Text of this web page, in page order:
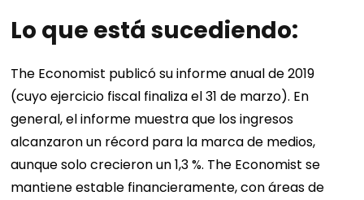
Lo que está sucediendo:
The Economist publicó su informe anual de 2019
(cuyo ejercicio fiscal finaliza el 31 de marzo). En
general, el informe muestra que los ingresos
alcanzaron un récord para la marca de medios,
aunque solo crecieron un 1,3 %. The Economist se
mantiene estable financieramente, con áreas de